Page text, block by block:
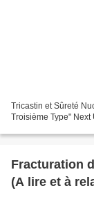
Tricastin et Sûreté
Troisième Type" Next
Fracturation
(A lire et à